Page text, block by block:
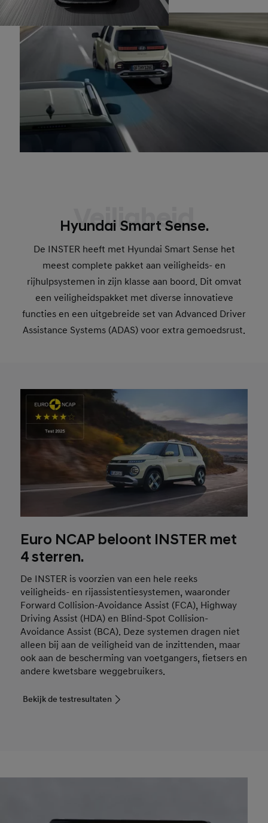
Veiligheid
Hyundai Smart Sense.
De INSTER heeft met Hyundai Smart Sense het
meest complete pakket aan veiligheids- en
rijhulpsystemen in zijn klasse aan boord. Dit omvat
een veiligheidspakket met diverse innovatieve
functies en een uitgebreide set van Advanced Driver
Assistance Systems (ADAS) voor extra gemoedsrust.
Euro NCAP beloont INSTER met
4 sterren.
De INSTER is voorzien van een hele reeks
veiligheids- en rijassistentiesystemen, waaronder
Forward Collision-Avoidance Assist (FCA), Highway
Driving Assist (HDA) en Blind-Spot Collision-
Avoidance Assist (BCA). Deze systemen dragen niet
alleen bij aan de veiligheid van de inzittenden, maar
ook aan de bescherming van voetgangers, fietsers en
andere kwetsbare weggebruikers.
Bekijk de testresultaten